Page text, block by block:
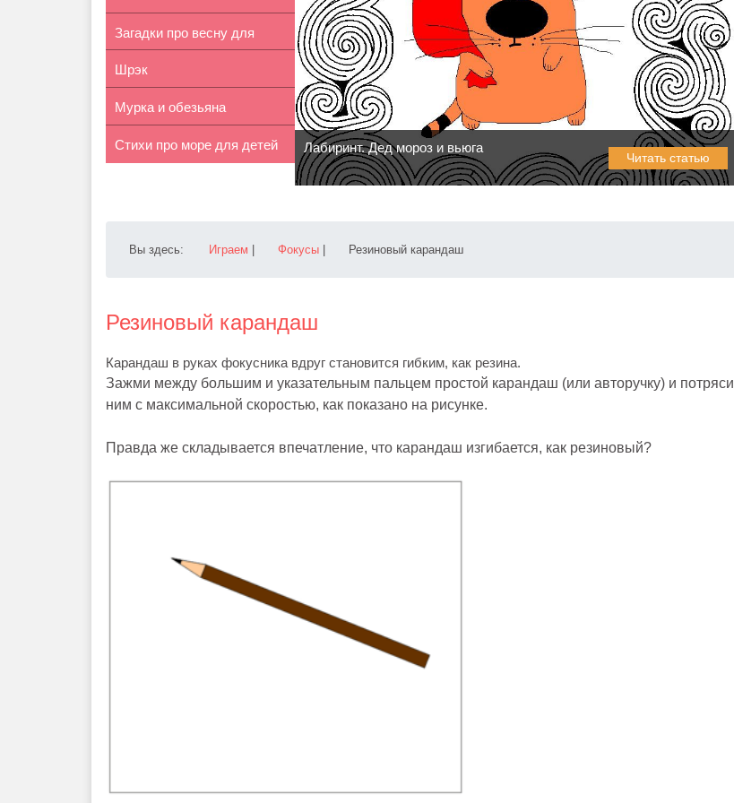
Загадки про весну для
детей 2-4...
Шрэк
Мурка и обезьяна
Стихи про море для детей Лабиринт. Дед мороз и вьюга
Читать статью
Вы здесь: Играем Фокусы Резиновый карандаш
Резиновый карандаш
Карандаш в руках фокусника вдруг становится гибким, как резина.
Зажми между большим и указательным пальцем простой карандаш (или авторучку) и потряси
ним с максимальной скоростью, как показано на рисунке.
Правда же складывается впечатление, что карандаш изгибается, как резиновый?